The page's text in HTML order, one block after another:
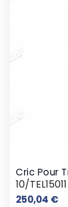
Cric Pour
10/TEL15011
250,04 €Prix